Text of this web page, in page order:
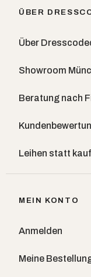
ÜBER
Über
Showroom
Beratung nach
Leihen statt
MEIN KONTO
Anmelden
Meine